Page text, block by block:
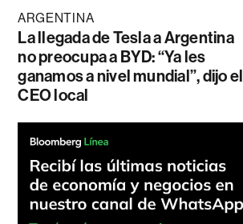
ARGENTINA
La llegada de Tesla a Argentina
no preocupa a BYD: “Ya les
ganamos a nivel mundial”, dijo el
CEO local